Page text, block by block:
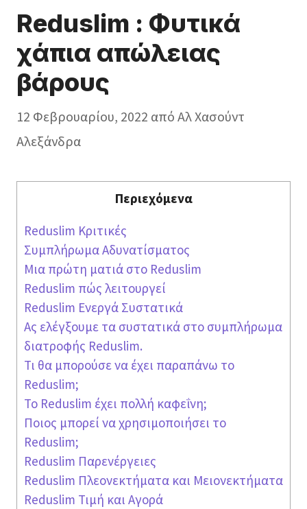
Reduslim : Φυτικά
χάπια απώλειας
βάρους
12 Φεβρουαρίου, 2022 από Aλ Χασούντ
Αλεξάνδρα
Περιεχόμενα
Reduslim Κριτικές
Συμπλήρωμα Αδυνατίσματος
Μια πρώτη ματιά στο Reduslim
Reduslim πώς λειτουργεί
Reduslim Ενεργά Συστατικά
Ας ελέγξουμε τα συστατικά στο συμπλήρωμα
διατροφής Reduslim.
Τι θα μπορούσε να έχει παραπάνω το
Reduslim;
Το Reduslim έχει πολλή καφεΐνη;
Ποιος μπορεί να χρησιμοποιήσει το
Reduslim;
Reduslim Παρενέργειες
Reduslim Πλεονεκτήματα και Μειονεκτήματα
Reduslim Τιμή και Αγορά